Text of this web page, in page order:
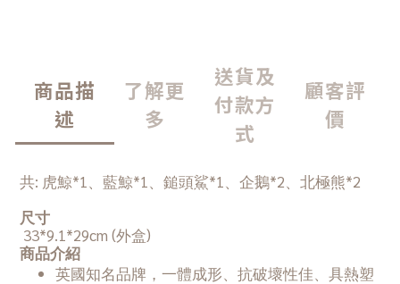
商品描
述
了解更
多
送貨及
付款方
式
顧客評
價
共: 虎鯨*1、藍鯨*1、鎚頭鯊*1、企鵝*2、北極熊*2
尺寸
33*9.1*29cm (外盒)
商品介紹
英國知名品牌，一體成形、抗破壞性佳、具熱塑